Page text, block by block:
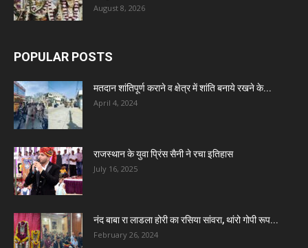
August 8, 2026
POPULAR POSTS
मतदान शांतिपूर्ण कराने व क्षेत्र में शांति बनाये रखने के...
April 4, 2024
राजस्थान के युवा प्रिंस सैनी ने रचा इतिहास
July 16, 2025
नंद बाबा रा लाडला होरी का रसिया सांवरा, थांरो गोपी रूप...
February 26, 2024